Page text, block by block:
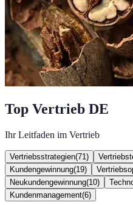
Top Vertrieb DE
Ihr Leitfaden im Vertrieb
Vertriebsstrategien(71 )
Kundengewinnung(19)
Neukundengewinnung(10)
Kundenmanagement(6)